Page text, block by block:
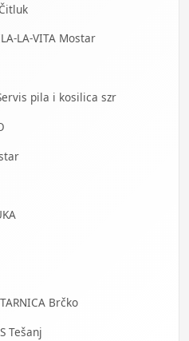
LA-VITA Mostar
pila i kosilica szr
Brčko
Tešanj